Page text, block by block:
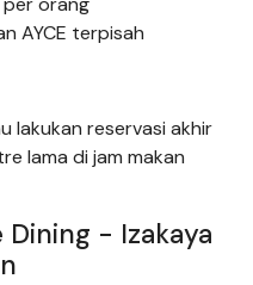
AYCE terpisah
lakukan reservasi akhir
lama di jam makan
Dining - Izakaya